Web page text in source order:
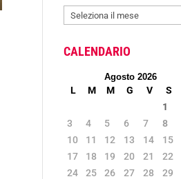
ARCHIVIO
NEWS
CALENDARIO
Agosto 2026
L M M G V S
1
3
4 5 6 7 8
10
11 12 13 14 15
17
18 19 20 21 22
24
25 26 27 28 29